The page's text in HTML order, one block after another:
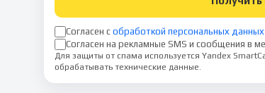
Согласен с обработкой персональных данных
Согласен на рекламные SMS и сообщения в
Для защиты от спама используется Yandex
обрабатывать технические данные.